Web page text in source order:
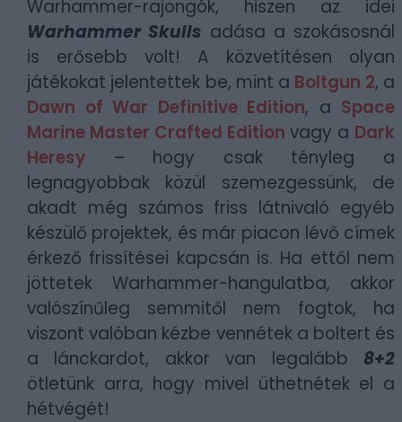
Warhammer-rajongók, hiszen az idei
Warhammer Skulls adása a szokásosnál
is erősebb volt! A közvetítésen olyan
játékokat jelentettek be, mint a Boltgun 2, a
Dawn of War Definitive Edition, a Space
Marine Master Crafted Edition vagy a Dark
Heresy – hogy csak tényleg a
legnagyobbak közül szemezgessünk, de
akadt még számos friss látnivaló egyéb
készülő projektek, és már piacon lévő címek
érkező frissítései kapcsán is. Ha ettől nem
jöttetek Warhammer-hangulatba, akkor
valószínűleg semmitől nem fogtok, ha
viszont valóban kézbe vennétek a boltert és
a lánckardot, akkor van legalább 8+2
ötletünk arra, hogy mivel üthetnétek el a
hétvégét!